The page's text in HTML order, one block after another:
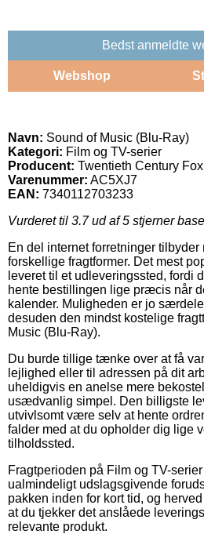
Bedst anmeldte
Webshop
Navn: Sound of Music (Blu-Ray)
Kategori: Film og TV-serier
Producent: Twentieth Century Fox
Varenummer: AC5XJ7
EAN: 7340112703233
Vurderet til 3.7ud af 5 stjerner
En del internet forretninger tilbyder
forskellige fragtformer. Det mest
leveret til et udleveringssted, fordi
hente bestillingen lige præcis når
kalender. Muligheden er jo
desuden den mindst kostelige
Music (Blu-Ray).
Du burde tillige tænke over at få
lejlighed eller til adressen på dit
uheldigvis en anelse mere
usædvanlig simpel. Den billigste
utvivlsomt være selv at hente
falder med at du opholder dig lige
tilholdssted.
Fragtperioden på Film og TV-
ualmindeligt udslagsgivende
pakken inden for kort tid, og
at du tjekker det anslåede
relevante produkt.